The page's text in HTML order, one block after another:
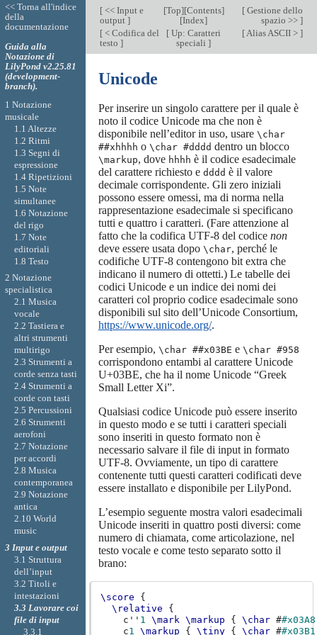
[<< Input e
output ]
[Top][Contents]
[Index]
[Gestione dello
spazio >> ]
[< Codifica del
testo ]
[ Up: Caratteri
speciali]
[Alias ASCII > ]
Unicode
Per inserire un singolo carattere per il quale è
noto il codice Unicode ma che non è
disponibile nell’editor in uso, usare \char
##xhhhh o \char #dddd dentro un blocco
\markup, dove hhhh è il codice esadecimale
del carattere richiesto e dddd è il valore
decimale corrispondente. Gli zero iniziali
possono essere omessi, ma di norma nella
rappresentazione esadecimale si specificano
tutti e quattro i caratteri. (Fare attenzione al
fatto che la codifica UTF-8 del codice non
deve essere usata dopo \char, perché le
codifiche UTF-8 contengono bit extra che
indicano il numero di ottetti.) Le tabelle dei
codici Unicode e un indice dei nomi dei
caratteri col proprio codice esadecimale sono
disponibili sul sito dell’Unicode Consortium,
https://www.unicode.org/.
Per esempio, \char ##x03BE e \char #958
corrispondono entambi al carattere Unicode
U+03BE, che ha il nome Unicode “Greek
Small Letter Xi”.
Qualsiasi codice Unicode può essere inserito
in questo modo e se tutti i caratteri speciali
sono inseriti in questo formato non è
necessario salvare il file di input in formato
UTF-8. Ovviamente, un tipo di carattere
contenente tutti questi caratteri codificati deve
essere installato e disponibile per LilyPond.
L’esempio seguente mostra valori esadecimali
Unicode inseriti in quattro posti diversi: come
numero di chiamata, come articolazione, nel
testo vocale e come testo separato sotto il
brano:
\score
{
\relative
{
c'' 1 \mark \markup { \char ##x03A8
c1 _\markup { \tiny { \char ##x03B1
<< Torna all'indice
della
documentazione
Guida alla
Notazione di
LilyPond v2.25.81
(development-
branch).
1 Notazione
musicale
1.1 Altezze
1.2 Ritmi
1.3 Segni di
espressione
1.4 Ripetizioni
1.5 Note
simultanee
1.6 Notazione
del rigo
1.7 Note
editoriali
1.8 Testo
2 Notazione
specialistica
2.1 Musica
vocale
2.2 Tastiera e
altri strumenti
multirigo
2.3 Strumenti a
corde senza tasti
2.4 Strumenti a
corde con tasti
2.5 Percussioni
2.6 Strumenti
aerofoni
2.7 Notazione
per accordi
2.8 Musica
contemporanea
2.9 Notazione
antica
2.10 World
music
3 Input e output
3.1 Struttura
dell’input
3.2 Titoli e
intestazioni
3.3 Lavorare coi
file di input
3.3.1